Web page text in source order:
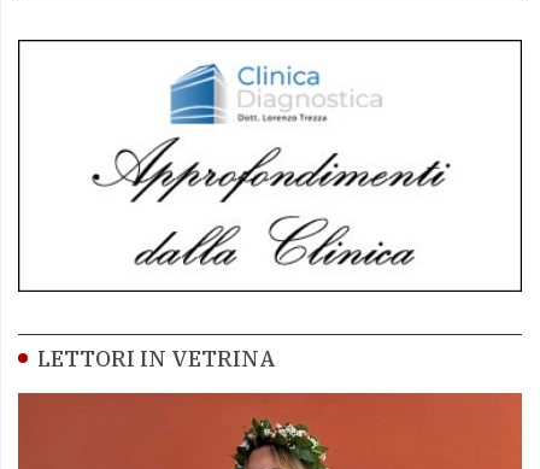
LETTORI IN VETRINA